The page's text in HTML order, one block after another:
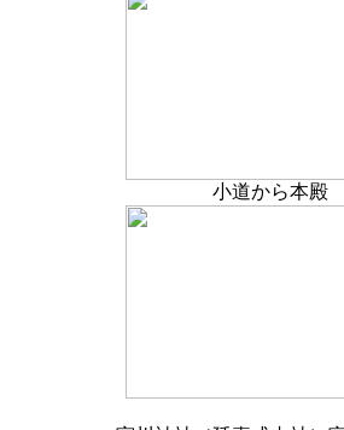
小道から本殿